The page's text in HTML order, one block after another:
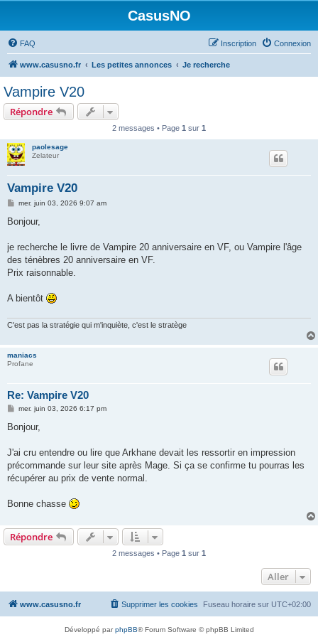
CasusNO
FAQ Connexion
Inscription
www.casusno.fr Les petites annonces Je recherche
Vampire V20
Répondre
2 messages • Page 1 sur 1
paolesage
Zelateur
Vampire V20
M
s
g
mer. juin 03, 2026 9:07 am
Bonjour,
je recherche le livre de Vampire 20 anniversaire en VF, ou Vampire l'âge
des ténèbres 20 anniversaire en VF.
Prix raisonnable.
A bientôt
C'est pas la stratégie qui m'inquiète, c'est le stratège
maniacs
Profane
Re: Vampire V20
M
s
g
mer. juin 03, 2026 6:17 pm
Bonjour,
J'ai cru entendre ou lire que Arkhane devait les ressortir en impression
précommande sur leur site après Mage. Si ça se confirme tu pourras les
récupérer au prix de vente normal.
Bonne chasse
Répondre
2 messages • Page 1 sur 1
Aller
www.casusno.fr Fuseau horaire sur UTC+02:00
Supprimer les cookies
Développé parphpBB® Forum Software © phpBB Limited